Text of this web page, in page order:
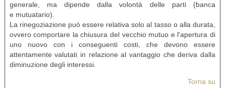
generale, ma dipende dalla volontà delle parti (banca
e mutuatario).
La rinegoziazione può essere relativa solo al tasso o alla durata,
ovvero comportare la chiusura del vecchio mutuo e l'apertura di
uno nuovo con i conseguenti costi, che devono essere
attentamente valutati in relazione al vantaggio che deriva dalla
diminuzione degli interessi.
Torna su